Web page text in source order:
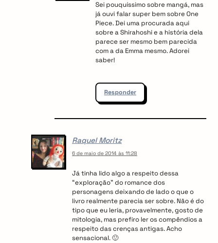
Sei pouquíssimo sobre mangá, mas
já ouvi falar super bem sobre One
Piece. Dei uma procurada aqui
sobre a Shirahoshi e a história dela
parece ser mesmo bem parecida
com a da Emma mesmo. Adorei
saber!
Responder
Raquel Moritz
6 de maio de 2014 às 11:28
Já tinha lido algo a respeito dessa
“exploração” do romance dos
personagens deixando de lado o que o
livro realmente parecia ser sobre. Não é do
tipo que eu leria, provavelmente, gosto de
mitologia, mas prefiro ler os compêndios a
respeito das crenças antigas. Acho
sensacional. 🙂